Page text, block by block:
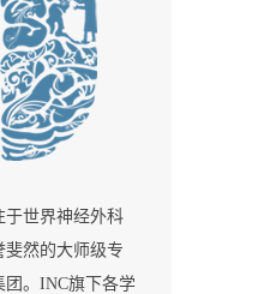
于世界神经外科
然的大师级专
团。INC旗下各学